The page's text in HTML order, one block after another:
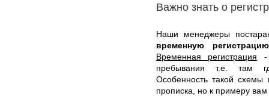
Важно знать о
Наши менеджеры
временную
Временная регистрация -
пребывания т.е. там
Особенность такой
прописка, но к примеру